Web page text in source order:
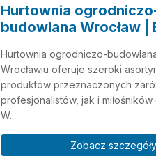
Hurtownia
budowlana Wrocław |
Hurtownia ogrodniczo-
Wrocławiu oferuje szeroki
produktów przeznaczonych
profesjonalistów, jak i
W...
Zobacz szczegóły